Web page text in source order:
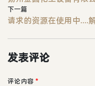
下一篇
请求的资源在使用中....
发表评论
评论内容 *